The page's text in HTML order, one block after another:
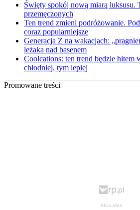
Święty spokój nową miarą luksusu.
przemęczonych
Ten trend zmieni podróżowanie.
coraz popularniejsze
Generacja Z na wakacjach:
leżaka nad basenem
Coolcations: ten trend będzie hitem
chłodniej, tym lepiej
Promowane treści